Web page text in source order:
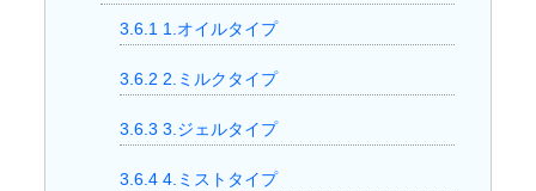
3.6.1 1.オイルタイプ
3.6.2 2.ミルクタイプ
3.6.3 3.ジェルタイプ
3.6.44.ミストタイプ